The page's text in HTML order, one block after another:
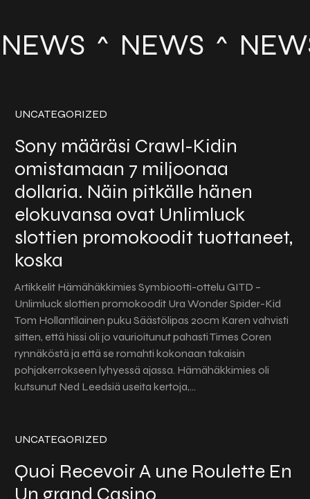
NEWS
UNCATEGORIZED
Sony määräsi Crawl-Kidin
omistamaan 7 miljoonaa
dollaria. Näin pitkälle hänen
elokuvansa ovat Unlimluck
slottien promokoodit tuottaneet,
koska
Artikkelit Hämähäkkimies Symbiootti-ottelu GITD –
Unlimluck slottien promokoodit Ura Wonder Spider-Kid
Tom Hollantilainen puku Säästölipas 20cm Karen vahvisti
sitten, että hissi oli jo vaurioitunut pahasti Times Coren
rynnäköstä ja että se romahti kokonaan takaisin
pohjakerrokseen lyhyessä ajassa. Hämähäkkimies oli
kutsunut Ned Leedsiä useita kertoja,…
UNCATEGORIZED
Quoi Recevoir A une Roulette En
Un grand Casino